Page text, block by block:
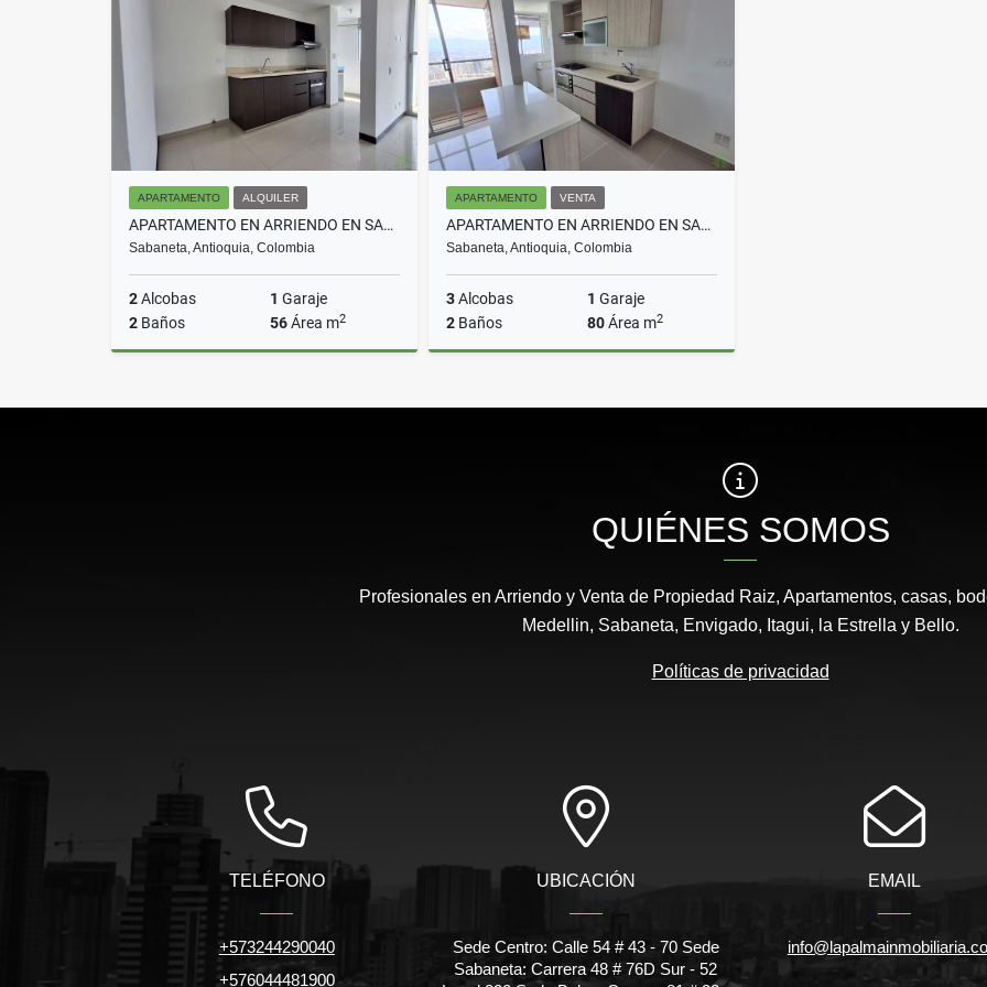
$4.300.000 $15.000.000
APARTAMENTO ALQUILER
APARTAMENTO EN ARRIENDO EN SABANETA COD 10715
Sabaneta, Antioquia, Colombia
2Alcobas 1 Garaje
2 Baños 56Área m2
$2.500.000
APARTAMENTO VENTA
APARTAMENTO EN ARRIENDO EN SABANETA COD 10098
Sabaneta, Antioquia, Colombia
3Alcobas 1 Garaje
2 Baños 80Área m2
$520.000.000
QUIÉNES SOMOS
Profesionales en Arriendo y Venta de Propiedad Raiz, Apartamentos, casas,
Medellin, Sabaneta, Envigado, Itagui, la Estrella y Bello.
Políticas de privacidad
TELÉFONO
+573244290040
+576044481900
UBICACIÓN
Sede Centro: Calle 54 # 43 - 70 Sede
Sabaneta: Carrera 48 # 76D Sur - 52
EMAIL